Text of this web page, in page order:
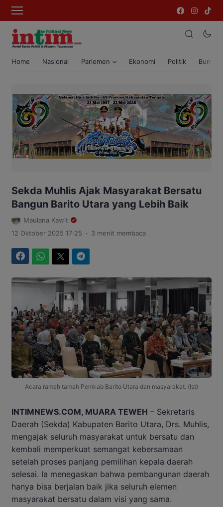
Home Nasional Parlemen Ekonomi Politik Bumi
Sekda Muhlis Ajak Masyarakat Bersatu
Bangun Barito Utara yang Lebih Baik
Maulana Kawit
12 Oktober 2025 17:25 . 3 menit membaca
Acara ramah tamah Pemkab Barito Utara dan masyarakat. (Ist)
INTIMNEWS.COM, MUARA TEWEH – Sekretaris
Daerah (Sekda) Kabupaten Barito Utara, Drs. Muhlis,
mengajak seluruh masyarakat untuk bersatu dan
kembali memperkuat semangat kebersamaan
setelah proses panjang pemilihan kepala daerah
selesai. Ia menegaskan bahwa pembangunan daerah
hanya bisa berjalan baik jika seluruh elemen
masyarakat bersatu dalam visi yang sama.